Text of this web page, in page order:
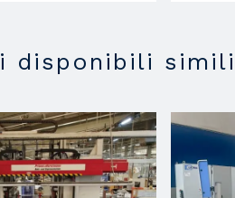
disponibili